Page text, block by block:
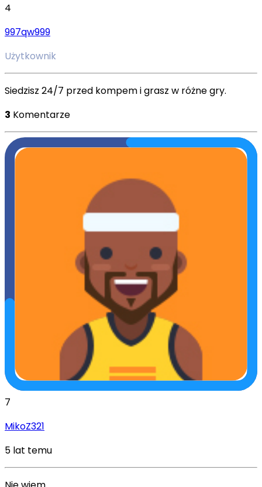
4
997qw999
Użytkownik
Siedzisz 24/7 przed kompem i grasz w różne gry.
3 Komentarze
7
MikoZ321
5 lat temu